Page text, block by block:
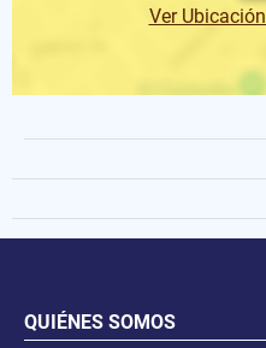
Ver Ubicación
QUIÉNES SOMOS